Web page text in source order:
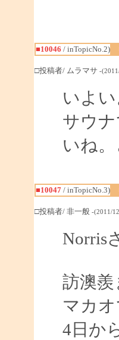
■10046 / inTopicNo.2)
□投稿者/ ムラマサ -
いよ
サウ
いね
■10047/ inTopicNo.3)
□投稿者/ 非一般 -(2011/
Norris
訪澳
マカ
4日か